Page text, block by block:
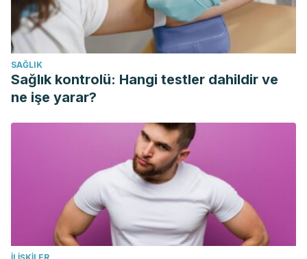
updated systematic review and meta analysis. Nutrients,
2017.
Vitetta L., Vitetta G., Hall S., Immunological tolerance and
function: associations between intestinal bacteria,
probiotics, prebiotics and phages. Front Immunol, 2018.
SAĞLIK
Sağlık kontrolü: Hangi testler dahildir ve
ne işe yarar?